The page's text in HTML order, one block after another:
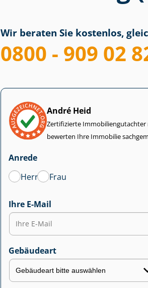
Wir beraten Sie kostenlos,
0800 - 909 02
André Heid
Zertifizierte Im­mo­bi­li­en­gut­ach­ter
bewerten Ihre Immobilie
Anrede
Herr
Frau
Ihre E-Mail
Gebäudeart